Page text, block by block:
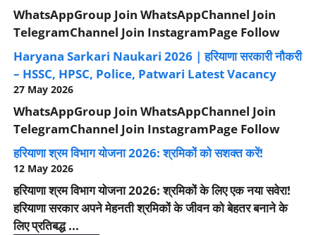
WhatsAppGroup Join WhatsAppChannel Join
TelegramChannel Join InstagramPage Follow
Haryana Sarkari Naukari 2026 | हरियाणा सरकारी नौकरी
– HSSC, HPSC, Police, Patwari Latest Vacancy
27 May 2026
WhatsAppGroup Join WhatsAppChannel Join
TelegramChannel Join InstagramPage Follow
हरियाणा श्रम विभाग योजना 2026: श्रमिकों को सशक्त करें!
12 May 2026
हरियाणा श्रम विभाग योजना 2026: श्रमिकों के लिए एक नया सवेरा!
हरियाणा सरकार अपने मेहनती श्रमिकों के जीवन को बेहतर बनाने के
लिए प्रतिबद्ध ...